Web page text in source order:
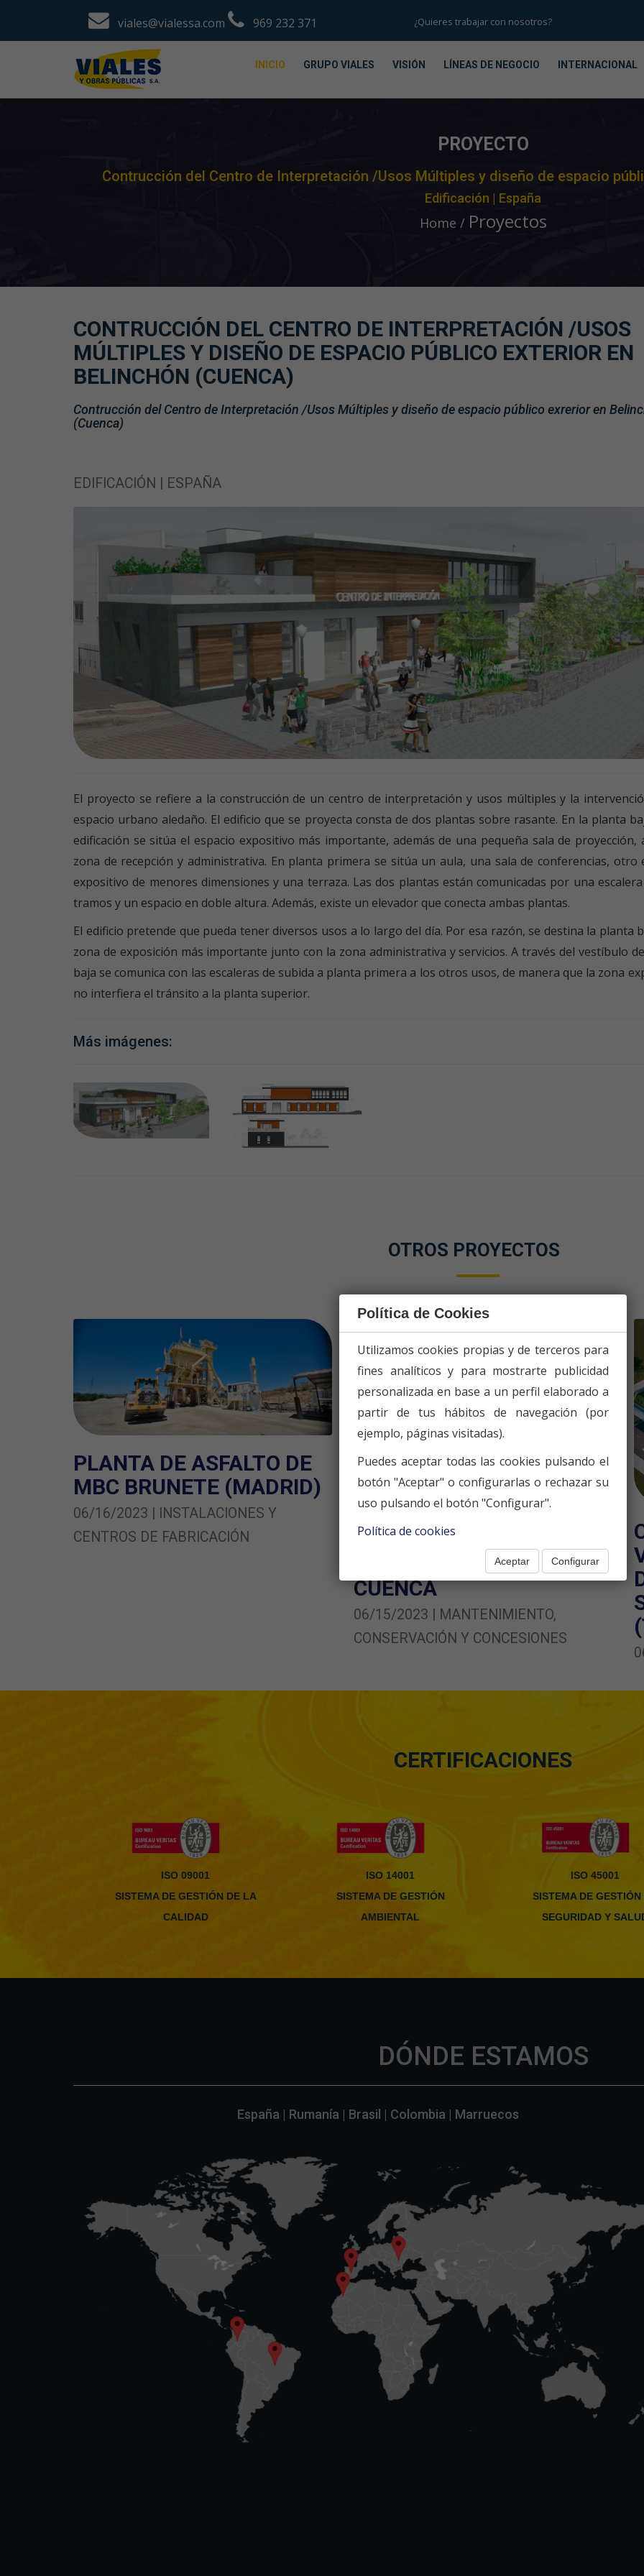
viales@vialessa.com 969 232 371 ¿Quieres trabajar con nosotros?
INICIO GRUPO VIALES VISIÓN LÍNEAS DE NEGOCIO INTERNACIONAL
PROYECTO
Contrucción del Centro de Interpretación /Usos Múltiples y diseño de espacio
Edificación | España
Home Proyectos
CONTRUCCIÓN DEL CENTRO DE INTERPRETACIÓN /USOS
MÚLTIPLES Y DISEÑO DE ESPACIO PÚBLICO EXTERIOR EN
BELINCHÓN (CUENCA)
Contrucción del Centro de Interpretación /Usos Múltiples y diseño de espacio público exrerior en
(Cuenca)
EDIFICACIÓN | ESPAÑA
El proyecto se refiere a la construcción de un centro de interpretación y usos múltiples y la
espacio urbano aledaño. El edificio que se proyecta consta de dos plantas sobre rasante. En la planta
edificación se sitúa el espacio expositivo más importante, además de una pequeña sala de proyección,
zona de recepción y administrativa. En planta primera se sitúa un aula, una sala de conferencias, otro
expositivo de menores dimensiones y una terraza. Las dos plantas están comunicadas por una
tramos y un espacio en doble altura. Además, existe un elevador que conecta ambas plantas.
El edificio pretende que pueda tener diversos usos a lo largo del día. Por esa razón, se destina la planta
zona de exposición más importante junto con la zona administrativa y servicios. A través del vestíbulo
baja se comunica con las escaleras de subida a planta primera a los otros usos, de manera que la zona
no interfiera el tránsito a la planta superior.
Más imágenes:
OTROS PROYECTOS
PLANTA DE ASFALTO DE
MBC BRUNETE (MADRID)
06/16/2023 | INSTALACIONES Y
CENTROS DE FABRICACIÓN
MANTENIMIENTO DE
CALLES Y ACERADOS EN
CUENCA
06/15/2023 | MANTENIMIENTO,
CONSERVACIÓN Y CONCESIONES
CERTIFICACIONES
ISO 09001
SISTEMA DE GESTIÓN DE LA
CALIDAD
ISO 14001
SISTEMA DE GESTIÓN
AMBIENTAL
ISO 45001
SISTEMA DE GESTIÓN
SEGURIDAD Y
DÓNDE ESTAMOS
España | Rumanía | Brasil | Colombia | Marruecos
Política de Cookies
Utilizamos cookies propias y de terceros para
fines analíticos y para mostrarte publicidad
personalizada en base a un perfil elaborado a
partir de tus hábitos de navegación (por
ejemplo, páginas visitadas).
Puedes aceptar todas las cookies pulsando el
botón "Aceptar" o configurarlas o rechazar su
uso pulsando el botón "Configurar".
Política de cookies
Aceptar Configurar